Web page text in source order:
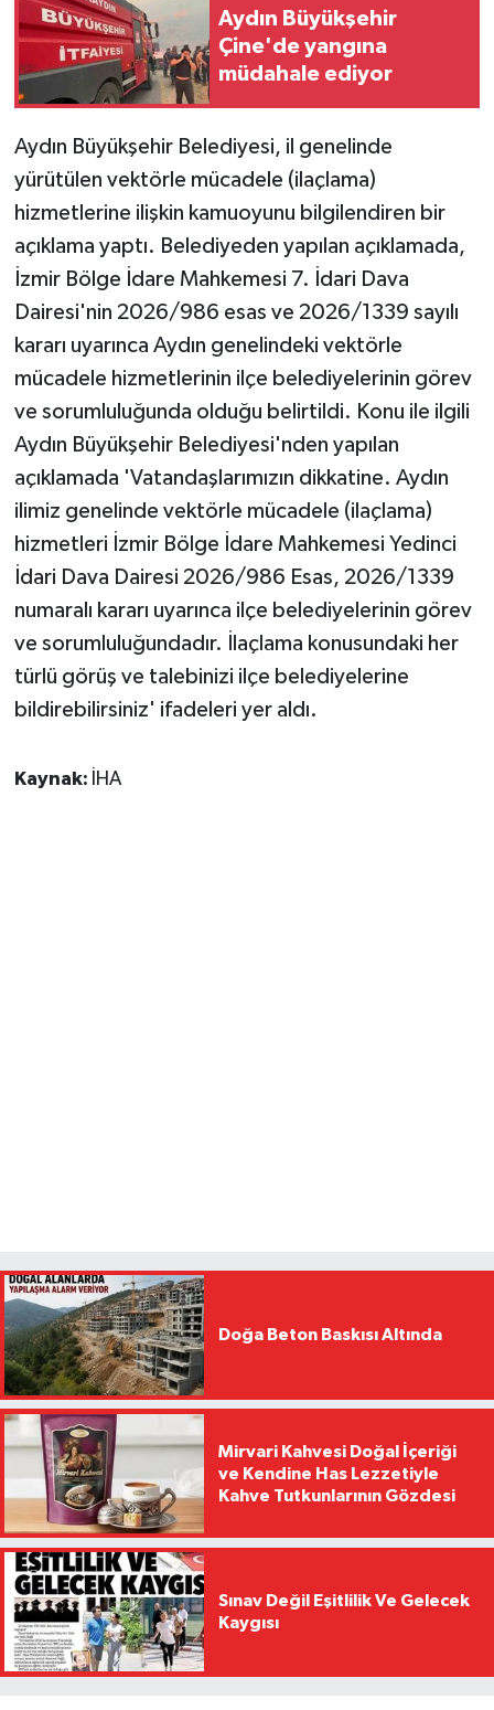
Aydın Büyükşehir
Çine'de yangına
müdahale ediyor
Aydın Büyükşehir Belediyesi, il genelinde
yürütülen vektörle mücadele (ilaçlama)
hizmetlerine ilişkin kamuoyunu bilgilendiren bir
açıklama yaptı. Belediyeden yapılan açıklamada,
İzmir Bölge İdare Mahkemesi 7. İdari Dava
Dairesi'nin 2026/986 esas ve 2026/1339 sayılı
kararı uyarınca Aydın genelindeki vektörle
mücadele hizmetlerinin ilçe belediyelerinin görev
ve sorumluluğunda olduğu belirtildi. Konu ile ilgili
Aydın Büyükşehir Belediyesi'nden yapılan
açıklamada 'Vatandaşlarımızın dikkatine. Aydın
ilimiz genelinde vektörle mücadele (ilaçlama)
hizmetleri İzmir Bölge İdare Mahkemesi Yedinci
İdari Dava Dairesi 2026/986 Esas, 2026/1339
numaralı kararı uyarınca ilçe belediyelerinin görev
ve sorumluluğundadır. İlaçlama konusundaki her
türlü görüş ve talebinizi ilçe belediyelerine
bildirebilirsiniz' ifadeleri yer aldı.
Kaynak: İHA
Doğa Beton Baskısı Altında
Mirvari Kahvesi Doğal İçeriği
ve Kendine Has Lezzetiyle
Kahve Tutkunlarının Gözdesi
Sınav Değil Eşitlilik Ve Gelecek
Kaygısı